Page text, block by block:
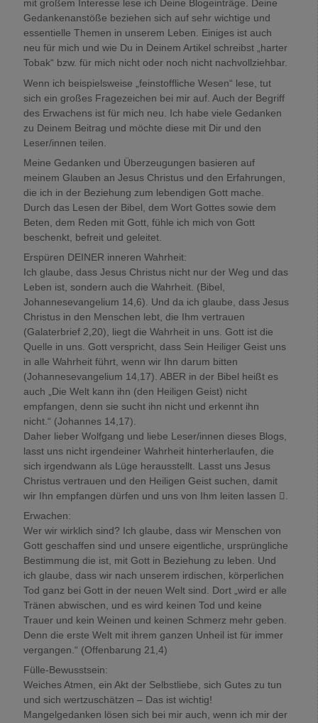
mit großem Interesse lese ich Deine Blogeinträge. Deine
Gedankenanstöße beziehen sich auf sehr wichtige und
essentielle Themen in unserem Leben. Einiges ist auch
neu für mich und wie Du in Deinem Artikel schreibst „harter
Tobak“ bzw. für mich nicht oder noch nicht nachvollziehbar.
Wenn ich beispielsweise „feinstoffliche Wesen“ lese, tut
sich ein großes Fragezeichen bei mir auf. Auch der Begriff
des Erwachens ist für mich neu. Ich habe viele Gedanken
zu Deinem Beitrag und möchte diese mit Dir und den
Leser/innen teilen.
Meine Gedanken und Überzeugungen basieren auf
meinem Glauben an Jesus Christus und den Erfahrungen,
die ich in der Beziehung zum lebendigen Gott mache.
Durch das Lesen der Bibel, dem Wort Gottes sowie dem
Beten, dem Reden mit Gott, fühle ich mich von Gott
beschenkt, befreit und geleitet.
Erspüren DEINER inneren Wahrheit:
Ich glaube, dass Jesus Christus nicht nur der Weg und das
Leben ist, sondern auch die Wahrheit. (Bibel,
Johannesevangelium 14,6). Und da ich glaube, dass Jesus
Christus in den Menschen lebt, die Ihm vertrauen
(Galaterbrief 2,20), liegt die Wahrheit in uns. Gott ist die
Quelle in uns. Gott verspricht, dass Sein Heiliger Geist uns
in alle Wahrheit führt, wenn wir Ihn darum bitten
(Johannesevangelium 14,17). ABER in der Bibel heißt es
auch „Die Welt kann ihn (den Heiligen Geist) nicht
empfangen, denn sie sucht ihn nicht und erkennt ihn
nicht.“ (Johannes 14,17).
Daher lieber Wolfgang und liebe Leser/innen dieses Blogs,
lasst uns nicht irgendeiner Wahrheit hinterherlaufen, die
sich irgendwann als Lüge herausstellt. Lasst uns Jesus
Christus vertrauen und den Heiligen Geist suchen, damit
wir Ihn empfangen dürfen und uns von Ihm leiten lassen .
Erwachen:
Wer wir wirklich sind? Ich glaube, dass wir Menschen von
Gott geschaffen sind und unsere eigentliche, ursprüngliche
Bestimmung die ist, mit Gott in Beziehung zu leben. Und
ich glaube, dass wir nach unserem irdischen, körperlichen
Tod ganz bei Gott in der neuen Welt sind. Dort „wird er alle
Tränen abwischen, und es wird keinen Tod und keine
Trauer und kein Weinen und keinen Schmerz mehr geben.
Denn die erste Welt mit ihrem ganzen Unheil ist für immer
vergangen.“ (Offenbarung 21,4)
Fülle-Bewusstsein:
Weiches Atmen, ein Akt der Selbstliebe, sich Gutes zu tun
und sich wertzuschätzen – Das ist wichtig!
Mangelgedanken lösen sich bei mir auch, wenn ich mir der